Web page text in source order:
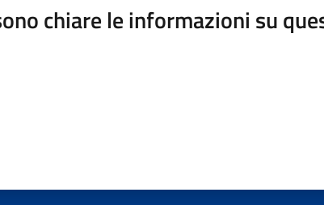
chiare le informazioni su